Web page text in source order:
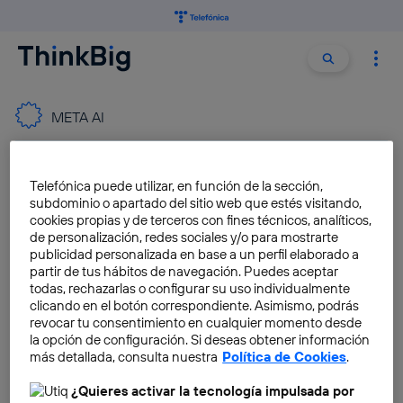
Buscar
META AI
sus gafas Ray-Ban Display:
control por voz y gestos,
inteligencia artificial y pantalla
integrada
José María López
Qué es Privacidad Mejorada:
lo nuevo de WhatsApp que te
“protege” de la IA
José María López
Telefónica puede utilizar, en función de la sección,
subdominio o apartado del sitio web que estés visitando,
cookies propias y de terceros con fines técnicos, analíticos,
de personalización, redes sociales y/o para mostrarte
publicidad personalizada en base a un perfil elaborado a
partir de tus hábitos de navegación. Puedes aceptar
todas, rechazarlas o configurar su uso individualmente
clicando en el botón correspondiente. Asimismo, podrás
revocar tu consentimiento en cualquier momento desde
la opción de configuración. Si deseas obtener información
más detallada, consulta nuestra Política de Cookies.
¿Quieres activar la tecnología impulsada por